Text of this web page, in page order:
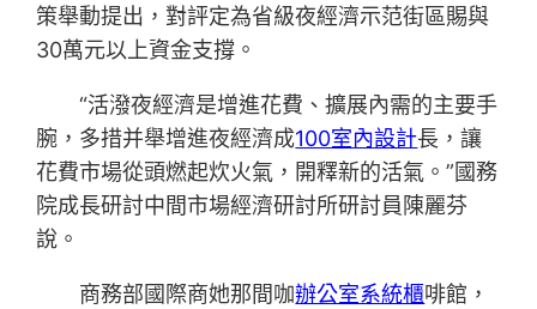
策舉動提出，對評定為省級夜經濟示范街區賜與
30萬元以上資金支撐。
“活潑夜經濟是增進花費、擴展內需的主要手
腕，多措并舉增進夜經濟成100室內設計長，讓
花費市場從頭燃起炊火氣，開釋新的活氣。”國務
院成長研討中間市場經濟研討所研討員陳麗芬
說。
商務部國際商她那間咖辦公室系統櫃啡館，